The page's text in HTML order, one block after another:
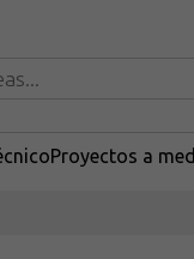
Proyectos a